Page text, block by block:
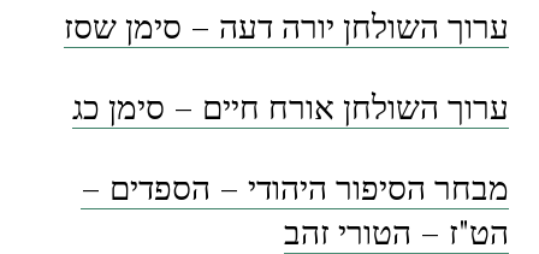
ערוך השולחן יורה דעה – סימן שסז
ערוך השולחן אורח חיים – סימן כג
מבחר הסיפור היהודי – הספדים –
הט"ז – הטורי זהב